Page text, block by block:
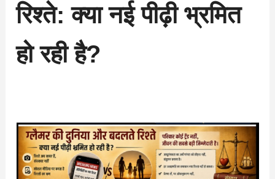
रिश्ते: क्या नई पीढ़ी भ्रमित
हो रही है?